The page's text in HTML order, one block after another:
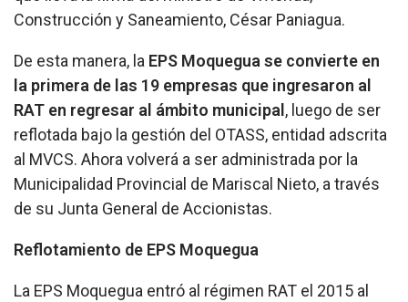
Construcción y Saneamiento, César Paniagua.
De esta manera, la EPS Moquegua se convierte en
la primera de las 19 empresas que ingresaron al
RAT en regresar al ámbito municipal , luego de ser
reflotada bajo la gestión del OTASS, entidad adscrita
al MVCS. Ahora volverá a ser administrada por la
Municipalidad Provincial de Mariscal Nieto, a través
de su Junta General de Accionistas.
Reflotamiento de EPS Moquegua
La EPS Moquegua entró al régimen RAT el 2015 al